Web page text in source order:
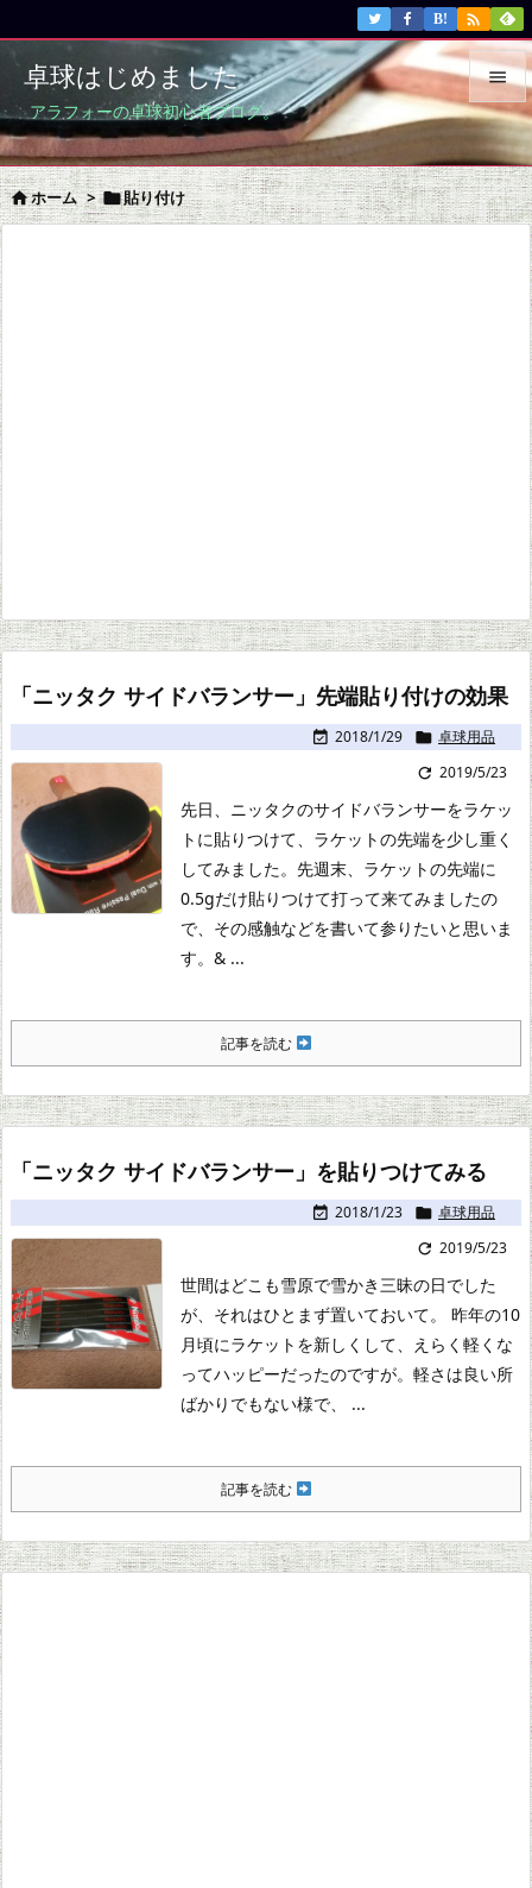
卓球はじめました
アラフォーの卓球初心者ブログ。


メニュ

サイド
B! 
ホーム > 貼り付け
「ニッタク サイドバランサー」先端貼り付けの効果
 2018/1/29  卓球用品
 2019/5/23
先日、ニッタクのサイドバランサーをラケッ
トに貼りつけて、ラケットの先端を少し重く
してみました。 先週末、ラケットの先端に
0.5gだけ貼りつけて打って来てみましたの
で、その感触などを書いて参りたいと思いま
す。 & ...
記事を読む
「ニッタク サイドバランサー」を貼りつけてみる
 2018/1/23  卓球用品
 2019/5/23
世間はどこも雪原で雪かき三昧の日でした
が、それはひとまず置いておいて。
昨年の10
月頃にラケットを新しくして、えらく軽くな
ってハッピーだったのですが。 軽さは良い所
ばかりでもない様で、 ...
記事を読む